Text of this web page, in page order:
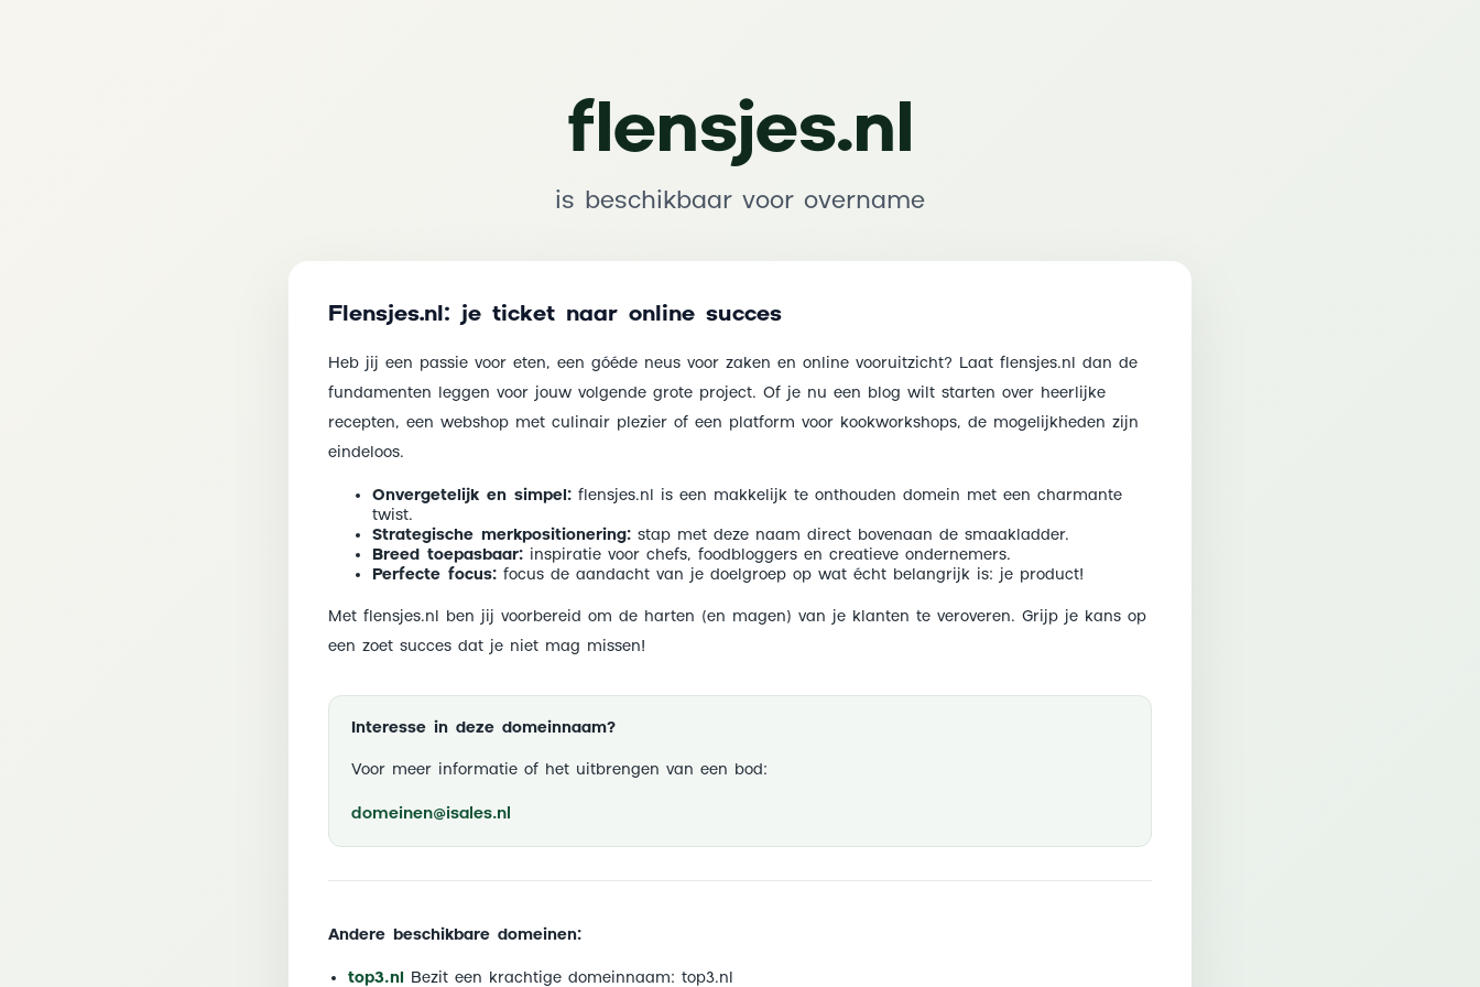
flensjes.nl
is beschikbaar voor overname
Flensjes.nl: je ticket naar online succes
Heb jij een passie voor eten, een góéde neus voor zaken en online vooruitzicht? Laat flensjes.nl dan de
fundamenten leggen voor jouw volgende grote project. Of je nu een blog wilt starten over heerlijke
recepten, een webshop met culinair plezier of een platform voor kookworkshops, de mogelijkheden zijn
eindeloos.
Onvergetelijk en simpel: flensjes.nl is een makkelijk te onthouden domein met een charmante
twist.
Strategische merkpositionering: stap met deze naam direct bovenaan de smaakladder.
Breed toepasbaar: inspiratie voor chefs, foodbloggers en creatieve ondernemers.
Perfecte focus: focus de aandacht van je doelgroep op wat écht belangrijk is: je product!
Met flensjes.nl ben jij voorbereid om de harten (en magen) van je klanten te veroveren. Grijp je kans op
een zoet succes dat je niet mag missen!
Interesse in deze domeinnaam?
Voor meer informatie of het uitbrengen van een bod:
domeinen@isales.nl
Andere beschikbare domeinen:
top3.nl Bezit een krachtige domeinnaam: top3.nl